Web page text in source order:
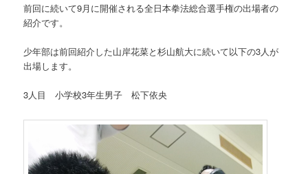
前回に続いて9月に開催される全日本拳法総合選手権の出場者の
紹介です。
少年部は前回紹介した山岸花菜と杉山航大に続いて以下の3人が
出場します。
3人目 小学校3年生男子 松下依央